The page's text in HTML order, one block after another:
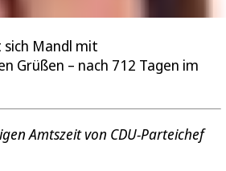
sich Mandl mit
Grüßen – nach 712 Tagen im
Amtszeit von CDU-Parteichef